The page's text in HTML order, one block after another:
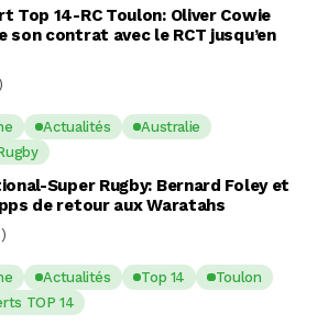
Top 14-RC Toulon: Oliver Cowie
son contrat avec le RCT jusqu’en
Actualités
Australie
Super Rugby: Bernard Foley et
de retour aux Waratahs
Actualités Top 14
Toulon
TOP 14